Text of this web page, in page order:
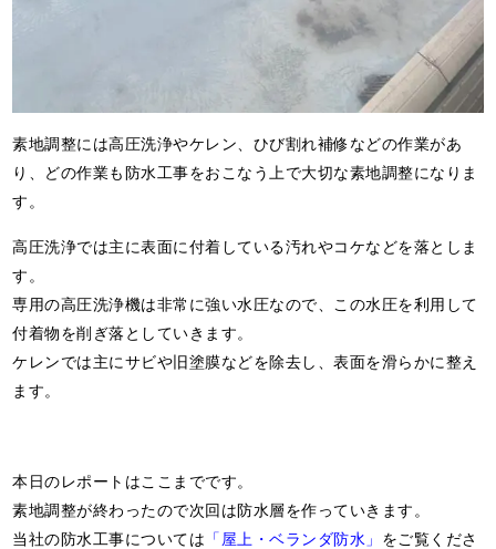
素地調整には高圧洗浄やケレン、ひび割れ補修などの作業があ
り、どの作業も防水工事をおこなう上で大切な素地調整になりま
す。
高圧洗浄では主に表面に付着している汚れやコケなどを落としま
す。
専用の高圧洗浄機は非常に強い水圧なので、この水圧を利用して
付着物を削ぎ落としていきます。
ケレンでは主にサビや旧塗膜などを除去し、表面を滑らかに整え
ます。
本日のレポートはここまでです。
素地調整が終わったので次回は防水層を作っていきます。
当社の防水工事については 「屋上・ベランダ防水」 をご覧くださ